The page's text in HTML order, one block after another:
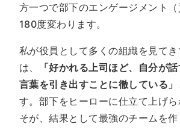
方一つで部下のエンゲージメント
180度変わります。
私が役員として多くの組織を見て
は、
「好かれる上司ほど、自分が
言葉を引き出すことに徹している」
す。部下をヒーローに仕立て上げら
そが、結果として最強のチームを作